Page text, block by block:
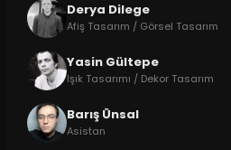
Derya Dilege
Afiş Tasarım / Görsel Tasarım
Yasin Gültepe
Işık Tasarımı / Dekor Tasarım
Barış Ünsal
Asistan